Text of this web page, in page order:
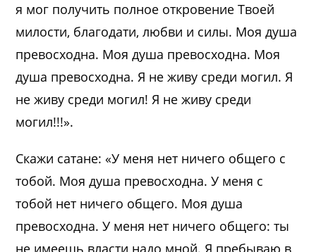
я мог получить полное откровение Твоей
милости, благодати, любви и силы. Моя душа
превосходна. Моя душа превосходна. Моя
душа превосходна. Я не живу среди могил. Я
не живу среди могил! Я не живу среди
могил!!!».
Скажи сатане: «У меня нет ничего общего с
тобой. Моя душа превосходна. У меня с
тобой нет ничего общего. Моя душа
превосходна. У меня нет ничего общего: ты